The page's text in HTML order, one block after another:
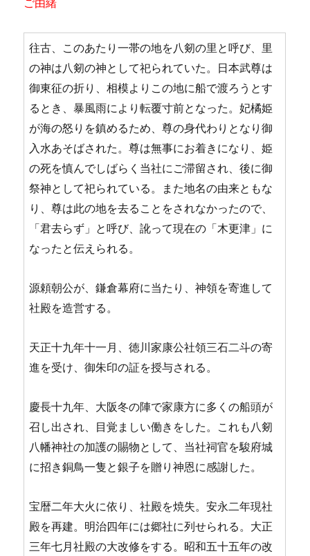
ご由緒
往古、このあたり一帯の地を八剱の里と呼び、里
の神は八剱の神として祀られていた。日本武尊は
御東征の折り、相模よりこの地に船で渡ろうとす
るとき、暴風雨により転覆寸前となった。妃橘姫
が海の怒りを鎮めるため、尊の身代わりとなり御
入水あそばされた。尊は無事にお着きになり、姫
の死を慎んでしばらく当社にご滞留され、後に御
祭神として祀られている。また地名の由来ともな
り、尊は此の地を去ることをされなかったので、
「君去らず」と呼び、訛って現在の「木更津」に
なったと伝えられる。
源頼朝公が、鎌倉幕府に当たり、神領を寄進して
社殿を造営する。
天正十九年十一月、徳川家康公社領三石二斗の寄
進を受け、御朱印の証を授与される。
慶長十九年、大阪冬の陣で家康方に多くの船頭が
召し出され、目覚ましい働きをした。これも八剱
八幡神社の加護の賜物として、当社祠官を駿府城
に招き銅鳥一隻と銀子を贈り神恩に感謝した。
宝暦二年大火に依り、社殿を焼失。安永二年現社
殿を再建。明治四年には郷社に列せられる。大正
三年七月社殿の大改修をする。昭和五十五年の改